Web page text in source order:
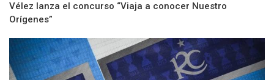
Vélez lanza el concurso “Viaja a conocer Nuestro
Orígenes”